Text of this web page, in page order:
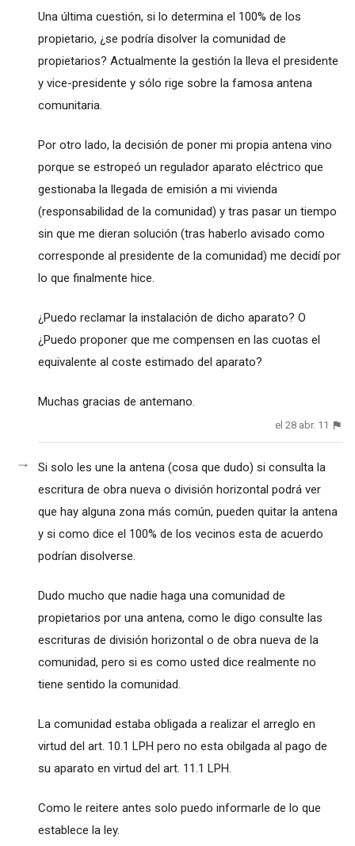
Una última cuestión, si lo determina el 100% de los
propietario, ¿se podría disolver la comunidad de
propietarios? Actualmente la gestión la lleva el presidente
y vice-presidente y sólo rige sobre la famosa antena
comunitaria.
Por otro lado, la decisión de poner mi propia antena vino
porque se estropeó un regulador aparato eléctrico que
gestionaba la llegada de emisión a mi vivienda
(responsabilidad de la comunidad) y tras pasar un tiempo
sin que me dieran solución (tras haberlo avisado como
corresponde al presidente de la comunidad) me decidí por
lo que finalmente hice.
¿Puedo reclamar la instalación de dicho aparato? O
¿Puedo proponer que me compensen en las cuotas el
equivalente al coste estimado del aparato?
Muchas gracias de antemano.
el 28 abr. 11
Si solo les une la antena (cosa que dudo) si consulta la
escritura de obra nueva o división horizontal podrá ver
que hay alguna zona más común, pueden quitar la antena
y si como dice el 100% de los vecinos esta de acuerdo
podrían disolverse.
Dudo mucho que nadie haga una comunidad de
propietarios por una antena, como le digo consulte las
escrituras de división horizontal o de obra nueva de la
comunidad, pero si es como usted dice realmente no
tiene sentido la comunidad.
La comunidad estaba obligada a realizar el arreglo en
virtud del art. 10.1 LPH pero no esta obilgada al pago de
su aparato en virtud del art. 11.1 LPH.
Como le reitere antes solo puedo informarle de lo que
establece la ley.